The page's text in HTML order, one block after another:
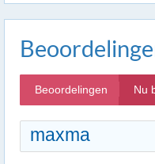
Beoordelingen Nu
maxma